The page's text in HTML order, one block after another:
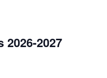
2026-2027